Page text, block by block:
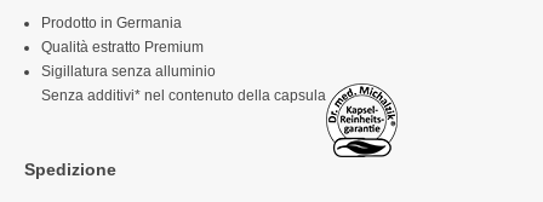
Prodotto in Germania
Qualità estratto Premium
Sigillatura senza alluminio
Senza additivi* nel contenuto della capsula
Spedizione